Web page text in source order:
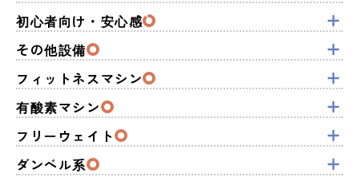
初心者向け・安心感
その他設備
フィットネスマシン
有酸素マシン
フリーウェイト
ダンベル系